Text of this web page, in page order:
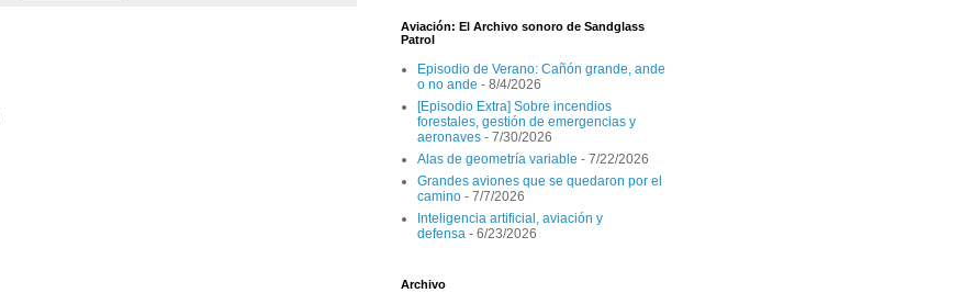
Aviación: El Archivo sonoro de Sandglass
Patrol
Episodio de Verano: Cañón grande, ande
o no ande - 8/4/2026
[Episodio Extra] Sobre incendios
forestales, gestión de emergencias y
aeronaves - 7/30/2026
Alas de geometría variable - 7/22/2026
Grandes aviones que se quedaron por el
camino - 7/7/2026
Inteligencia artificial, aviación y
defensa - 6/23/2026
Archivo